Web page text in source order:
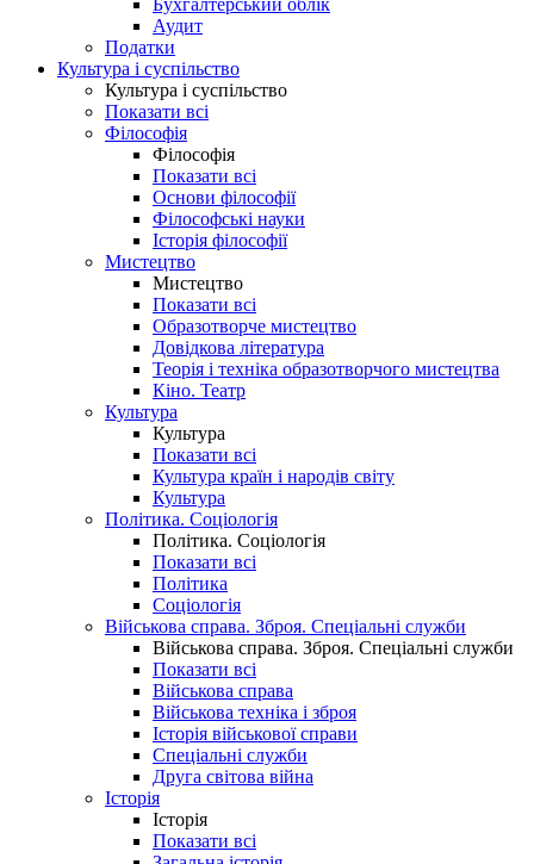
Бухгалтерський облік
Аудит
Податки
Культура і суспільство
Культура і суспільство
Показати всі
Філософія
Філософія
Показати всі
Основи філософії
Філософські науки
Історія філософії
Мистецтво
Мистецтво
Показати всі
Образотворче мистецтво
Довідкова література
Теорія і техніка образотворчого мистецтва
Кіно. Театр
Культура
Культура
Показати всі
Культура країн і народів світу
Культура
Політика. Соціологія
Політика. Соціологія
Показати всі
Політика
Соціологія
Військова справа. Зброя. Спеціальні служби
Військова справа. Зброя. Спеціальні служби
Показати всі
Військова справа
Військова техніка і зброя
Історія військової справи
Спеціальні служби
Друга світова війна
Історія
Історія
Показати всі